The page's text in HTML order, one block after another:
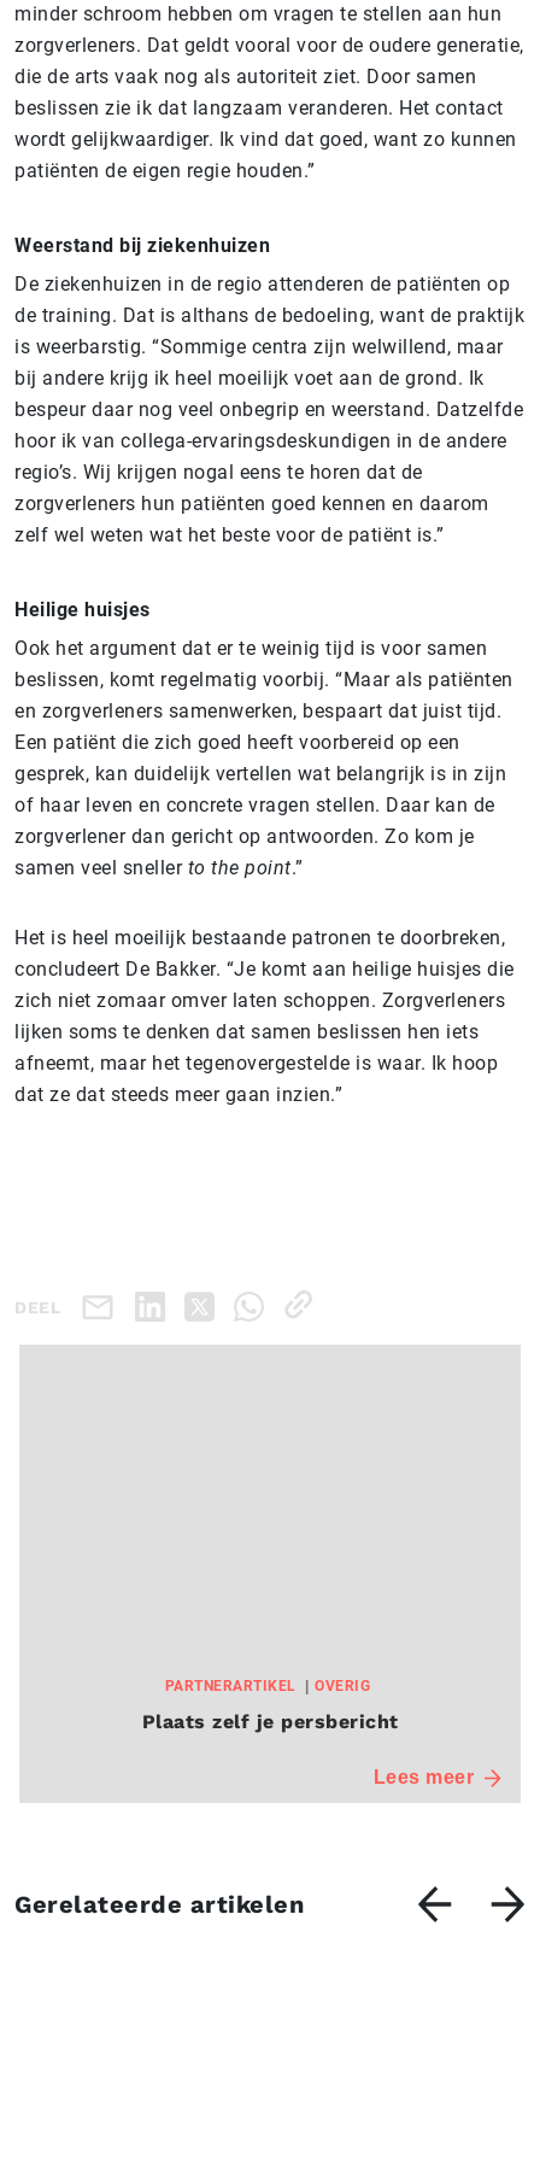
minder schroom hebben om vragen te stellen aan hun
zorgverleners. Dat geldt vooral voor de oudere generatie,
die de arts vaak nog als autoriteit ziet. Door samen
beslissen zie ik dat langzaam veranderen. Het contact
wordt gelijkwaardiger. Ik vind dat goed, want zo kunnen
patiënten de eigen regie houden.”
Weerstand bij ziekenhuizen
De ziekenhuizen in de regio attenderen de patiënten op
de training. Dat is althans de bedoeling, want de praktijk
is weerbarstig. “Sommige centra zijn welwillend, maar
bij andere krijg ik heel moeilijk voet aan de grond. Ik
bespeur daar nog veel onbegrip en weerstand. Datzelfde
hoor ik van collega-ervaringsdeskundigen in de andere
regio’s. Wij krijgen nogal eens te horen dat de
zorgverleners hun patiënten goed kennen en daarom
zelf wel weten wat het beste voor de patiënt is.”
Heilige huisjes
Ook het argument dat er te weinig tijd is voor samen
beslissen, komt regelmatig voorbij. “Maar als patiënten
en zorgverleners samenwerken, bespaart dat juist tijd.
Een patiënt die zich goed heeft voorbereid op een
gesprek, kan duidelijk vertellen wat belangrijk is in zijn
of haar leven en concrete vragen stellen. Daar kan de
zorgverlener dan gericht op antwoorden. Zo kom je
samen veel sneller to the point.”
Het is heel moeilijk bestaande patronen te doorbreken,
concludeert De Bakker. “Je komt aan heilige huisjes die
zich niet zomaar omver laten schoppen. Zorgverleners
lijken soms te denken dat samen beslissen hen iets
afneemt, maar het tegenovergestelde is waar. Ik hoop
dat ze dat steeds meer gaan inzien.”
DEEL
PARTNERARTIKEL OVERIG
Plaats zelf je persbericht
Lees meer
Gerelateerde artikelen